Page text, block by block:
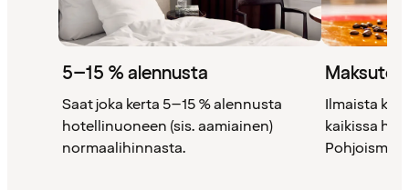
5–15 % alennusta
Saat joka kerta 5–15 % alennusta
hotellinuoneen (sis. aamiainen)
normaalihinnasta.
Ilmaista
kaikissa